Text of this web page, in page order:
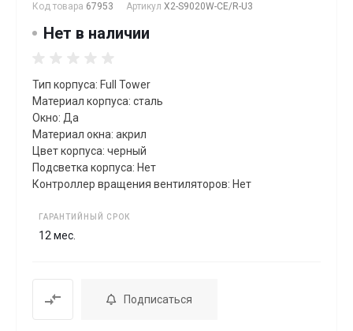
Код товара 67953 Артикул X2-S9020W-CE/R-U3
Нет в наличии
Тип корпуса: Full Tower
Материал корпуса: сталь
Окно: Да
Материал окна: акрил
Цвет корпуса: черный
Подсветка корпуса: Нет
Контроллер вращения вентиляторов: Нет
ГАРАНТИЙНЫЙ СРОК
12 мес.
Подписаться